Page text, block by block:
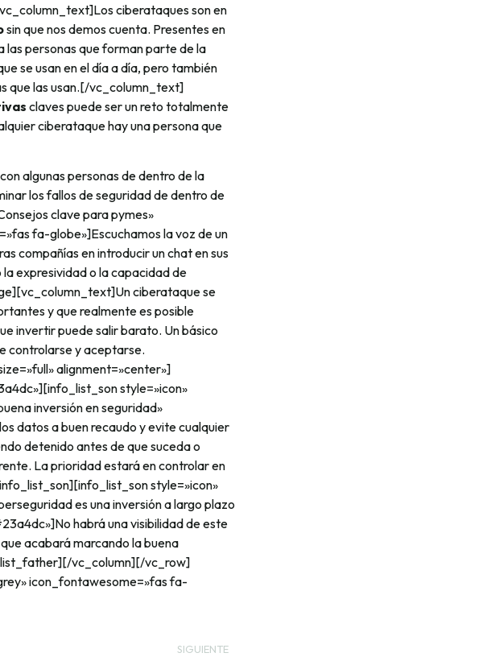
ciberataques son en
sin que nos demos cuenta. Presentes en
las personas que forman parte de la
se usan en el día a día, pero también
que las usan.[/vc_column_text]
claves puede ser un reto totalmente
ciberataque hay una persona que
algunas personas de dentro de la
los fallos de seguridad de dentro de
clave para pymes»
fa-globe»]Escuchamos la voz de un
compañías en introducir un chat en sus
expresividad o la capacidad de
ciberataque se
y que realmente es posible
invertir puede salir barato. Un básico
controlarse y aceptarse.
alignment=»center»]
style=»icon»
inversión en seguridad»
datos a buen recaudo y evite cualquier
detenido antes de que suceda o
La prioridad estará en controlar en
style=»icon»
es una inversión a largo plazo
habrá una visibilidad de este
acabará marcando la buena
vc_column][/vc_row]
icon_fontawesome=»fas fa-
SIGUIENTE